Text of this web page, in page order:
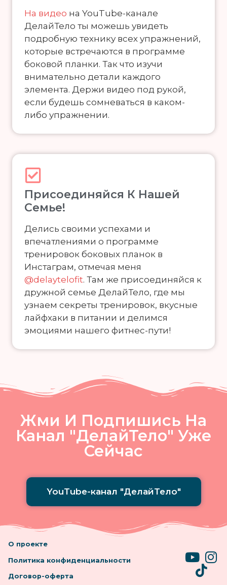
На видео на YouTube-канале
ДелайТело ты можешь увидеть
подробную технику всех упражнений,
которые встречаются в программе
боковой планки. Так что изучи
внимательно детали каждого
элемента. Держи видео под рукой,
если будешь сомневаться в каком-
либо упражнении.
Присоединяйся К Нашей
Семье!
Делись своими успехами и
впечатлениями о программе
тренировок боковых планок в
Инстаграм, отмечая меня
@delaytelofit. Там же присоединяйся к
дружной семье ДелайТело, где мы
узнаем секреты тренировок, вкусные
лайфхаки в питании и делимся
эмоциями нашего фитнес-пути!
Жми И Подпишись На
Канал "ДелайТело" Уже
Сейчас
YouTube-канал "ДелайТело"
О проекте
Политика конфиденциальности
Договор-оферта